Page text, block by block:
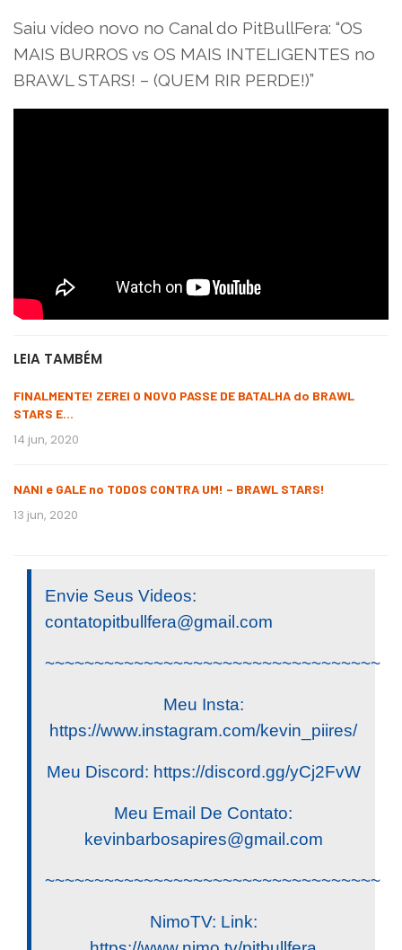
Saiu vídeo novo no Canal do PitBullFera: “OS
MAIS BURROS vs OS MAIS INTELIGENTES no
BRAWL STARS! – (QUEM RIR PERDE!)”
LEIA TAMBÉM
FINALMENTE! ZEREI O NOVO PASSE DE BATALHA do BRAWL
STARS E…
14 jun, 2020
NANI e GALE no TODOS CONTRA UM! – BRAWL STARS!
13 jun, 2020
Envie Seus Videos:
contatopitbullfera@gmail.com
~~~~~~~~~~~~~~~~~~~~~~~~~~~~~~~~~~
Meu Insta:
https://www.instagram.com/kevin_piires/
Meu Discord: https://discord.gg/yCj2FvW
Meu Email De Contato:
kevinbarbosapires@gmail.com
~~~~~~~~~~~~~~~~~~~~~~~~~~~~~~~~~~
NimoTV: Link: